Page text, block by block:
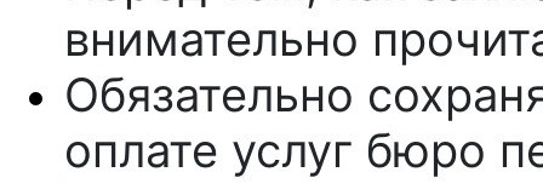
внимательно
Обязательно
оплате услуг бюро